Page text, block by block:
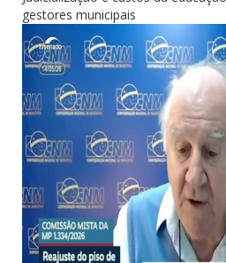
gestores municipais